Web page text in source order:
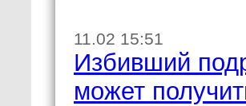
11.02 15:51
Избивший
может